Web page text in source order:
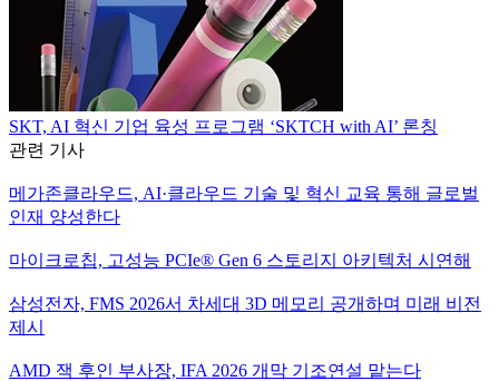
SKT, AI 혁신 기업 육성 프로그램 ‘SKTCH with AI’ 론칭
관련 기사
메가존클라우드, AI·클라우드 기술 및 혁신 교육 통해 글로벌
인재 양성한다
마이크로칩, 고성능 PCIe® Gen 6 스토리지 아키텍처 시연해
삼성전자, FMS 2026서 차세대 3D 메모리 공개하며 미래 비전
제시
AMD 잭 후인 부사장, IFA 2026 개막 기조연설 맡는다